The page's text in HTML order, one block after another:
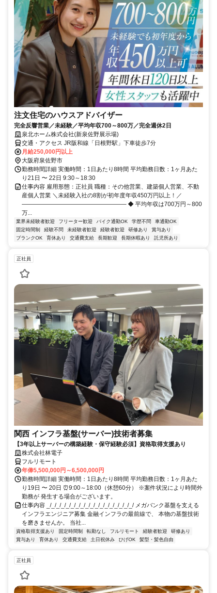
注文住宅のハウスアドバイザー
完全反響営業／未経験／平均年収700～800万／完全週休2日
泉北ホーム株式会社(新泉佐野展示場)
交通・アクセス JR阪和線「日根野駅」下車徒歩7分
月給250,000円以上
大阪府泉佐野市
勤務時間詳細 実働時間：1日あたり8時間 平均勤務日数：1ヶ月あた
り21日 〜 22日 9:30～18:30
仕事内容 雇用形態：正社員 職種：その他営業、建築個人営業、不動
産個人営業 ＼未経験入社の8割が初年度年収450万円以上！／
―――――――――――――――――― ◆ 平均年収は700万円～800
万...
業界未経験者歓迎 フリーター歓迎 バイク通勤OK 学歴不問
車通勤OK
固定時間制
経験不問 未経験者歓迎 経験者歓迎 研修あり
賞与あり
ブランクOK
育休あり 交通費支給 長期歓迎 長期休暇あり 託児所あり
正社員
関西 インフラ基盤(サーバー)技術者募集
【3年以上サーバーの構築経験・保守経験必須】資格取得支援あり
株式会社林電子
フルリモート
年俸5,500,000円～6,500,000円
勤務時間詳細 実働時間：1日あたり8時間 平均勤務日数：1ヶ月あた
り19日 〜 20日 ⏰9:00～18:00（休憩60分） ※案件状況により時間外
勤務が 発生する場合がございます。
仕事内容 _/_/_/_/_/_/_/_/_/_/_/_/_/_/_/_/_/_/ メガバンク基盤を支える
インフラエンジニア募集 金融インフラの最前線で、 本物の基盤技術
を磨きませんか。 当社...
資格取得支援あり 固定時間制 転勤なし フルリモート 経験者歓迎
研修あり
賞与あり
育休あり 交通費支給 土日祝休み ひげOK 髪型・髪色自由
正社員